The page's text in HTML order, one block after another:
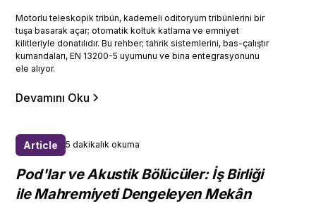
Motorlu teleskopik tribün, kademeli oditoryum tribünlerini bir
tuşa basarak açar; otomatik koltuk katlama ve emniyet
kilitleriyle donatılıdır. Bu rehber; tahrik sistemlerini, bas-çalıştır
kumandaları, EN 13200-5 uyumunu ve bina entegrasyonunu
ele alıyor.
Devamını Oku
Article 5 dakikalık okuma
Pod'lar ve Akustik Bölücüler: İş Birliği
ile Mahremiyeti Dengeleyen Mekân